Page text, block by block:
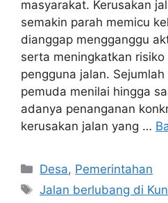
masyarakat. Kerusakan
semakin parah memicu
dianggap mengganggu
serta meningkatkan
pengguna jalan.
pemuda menilai hingga
adanya penanganan
kerusakan jalan yang …
Kategori
Desa, Pemerintahan
Tag
Jalan berlubang di